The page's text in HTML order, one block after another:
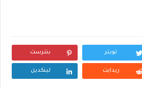
تويتر بنترست
ريدايت لينكدين